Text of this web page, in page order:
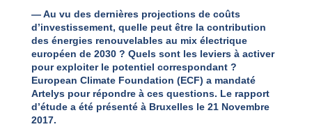
— Au vu des dernières projections de coûts
d’investissement, quelle peut être la contribution
des énergies renouvelables au mix électrique
européen de 2030 ? Quels sont les leviers à activer
pour exploiter le potentiel correspondant ?
European Climate Foundation (ECF) a mandaté
Artelys pour répondre à ces questions. Le rapport
d’étude a été présenté à Bruxelles le 21 Novembre
2017.